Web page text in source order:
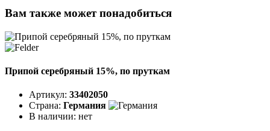
Вам также может понадобиться
Припой серебряный 15%, по пруткам
Артикул: 33402050
Страна: Германия
В наличии: нет